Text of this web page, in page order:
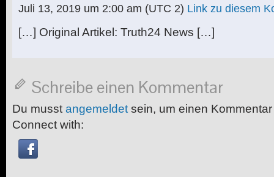
Juli 13, 2019 um 2:00 am (UTC 2) Link zu diesem
[…] Original Artikel: Truth24 News […]
Schreibe einen Kommentar
Du musst angemeldet sein, um einen
Connect with: